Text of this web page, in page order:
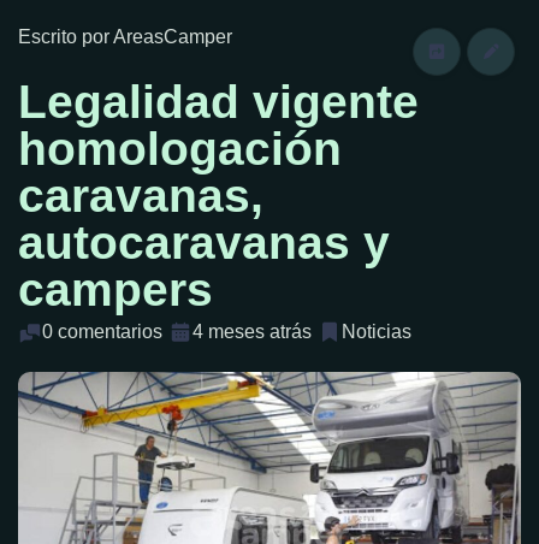
Escrito por AreasCamper
Legalidad vigente
homologación
caravanas,
autocaravanas y
campers
0 comentarios 4 meses atrás Noticias